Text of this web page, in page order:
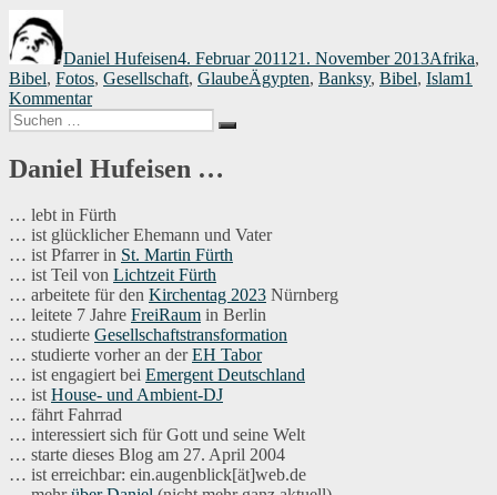
Daniel Hufeisen4. Februar 2011 21. November 2013Afrika,
Bibel, Fotos, Gesellschaft, GlaubeSchlagwörter
Ägypten, Banksy, Bibel, Islam1
Kommentarzu
sondern
das
Böse
Gutem
Suchen
nach:
Suchen
Daniel Hufeisen …
… lebt in Fürth
… ist glücklicher Ehemann und Vater
… ist Pfarrer in St. Martin Fürth
… ist Teil von Lichtzeit Fürth
… arbeitete für den Kirchentag 2023 Nürnberg
… leitete 7 Jahre FreiRaum in Berlin
… studierte Gesellschaftstransformation
… studierte vorher an derEH Tabor
… ist engagiert bei Emergent Deutschland
… istHouse- und Ambient-DJ
… fährt Fahrrad
… interessiert sich für Gott und seine Welt
… starte dieses Blog am 27. April 2004
… ist erreichbar: ein.augenblick[ät]web.de